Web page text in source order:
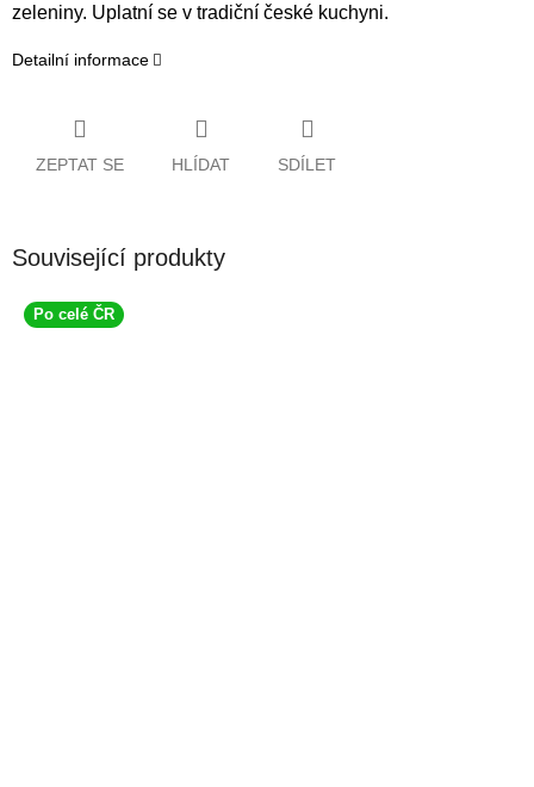
zeleniny. Uplatní se v tradiční české kuchyni.
Detailní informace
ZEPTAT SE HLÍDAT SDÍLET
Související produkty
Po celé ČR